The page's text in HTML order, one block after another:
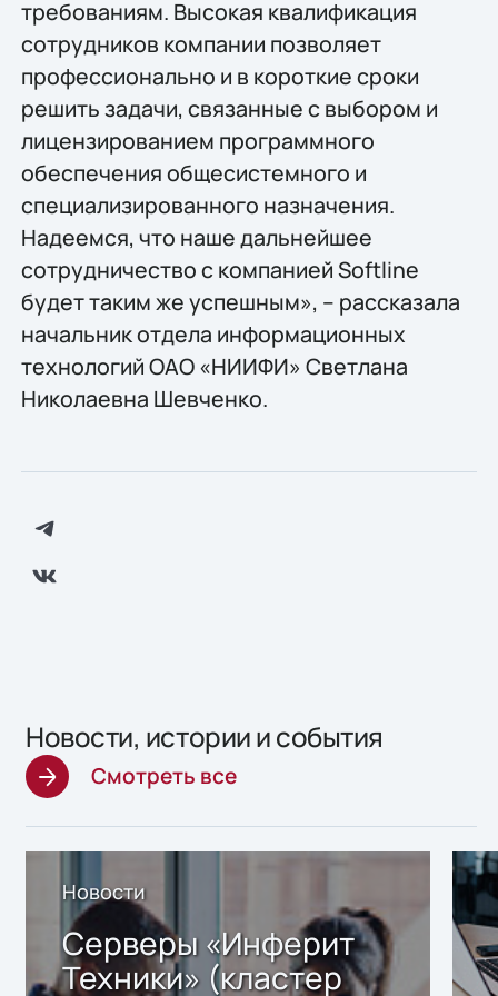
требованиям. Высокая квалификация
сотрудников компании позволяет
профессионально и в короткие сроки
решить задачи, связанные с выбором и
лицензированием программного
обеспечения общесистемного и
специализированного назначения.
Надеемся, что наше дальнейшее
сотрудничество с компанией Softline
будет таким же успешным», – рассказала
начальник отдела информационных
технологий ОАО «НИИФИ» Светлана
Николаевна Шевченко.
Новости, истории и события
Смотреть все
Новости
Серверы «Инферит
Техники» (кластер